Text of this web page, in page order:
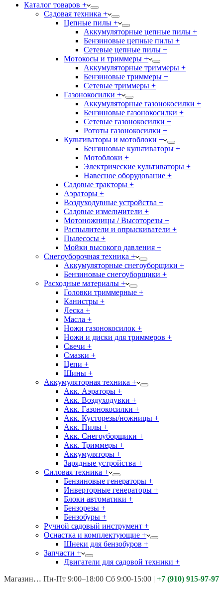
Каталог товаров +
Садовая техника +
Цепные пилы +
Аккумуляторные цепные пилы +
Бензиновые цепные пилы +
Сетевые цепные пилы +
Мотокосы и триммеры +
Аккумуляторные триммеры +
Бензиновые триммеры +
Сетевые триммеры +
Газонокосилки +
Аккумуляторные газонокосилки +
Бензиновые газонокосилки +
Сетевые газонокосилки +
Рототы газонокосилки +
Культиваторы и мотоблоки +
Бензиновые культиваторы +
Мотоблоки +
Электрические культиваторы +
Навесное оборудование +
Садовые тракторы +
Аэраторы +
Воздуходувные устройства +
Садовые измельчители +
Мотоножницы / Высоторезы +
Распылители и опрыскиватели +
Пылесосы +
Мойки высокого давления +
Снегоуборочная техника +
Аккумуляторные снегоуборщики +
Бензиновые снегоуборщики +
Расходные материалы +
Головки триммерные +
Канистры +
Леска +
Масла +
Ножи газонокосилок +
Ножи и диски для триммеров +
Свечи +
Смазки +
Цепи +
Шины +
Аккумуляторная техника +
Акк. Аэраторы +
Акк. Воздуходувки +
Акк. Газонокосилки +
Акк. Кусторезы/ножницы +
Акк. Пилы +
Акк. Снегоуборщики +
Акк. Триммеры +
Аккумуляторы +
Зарядные устройства +
Силовая техника +
Бензиновые генераторы +
Инверторные генераторы +
Блоки автоматики +
Бензорезы +
Бензобуры +
Ручной садовый инструмент +
Оснастка и комплектующие +
Шнеки для бензобуров +
Запчасти +
Двигатели для садовой техники +
Магазины: Калуга ул. Московская д.113
Пн-Пт 9:00–18:00 Сб 9:00-15:00 | +7 (910) 915-97-97